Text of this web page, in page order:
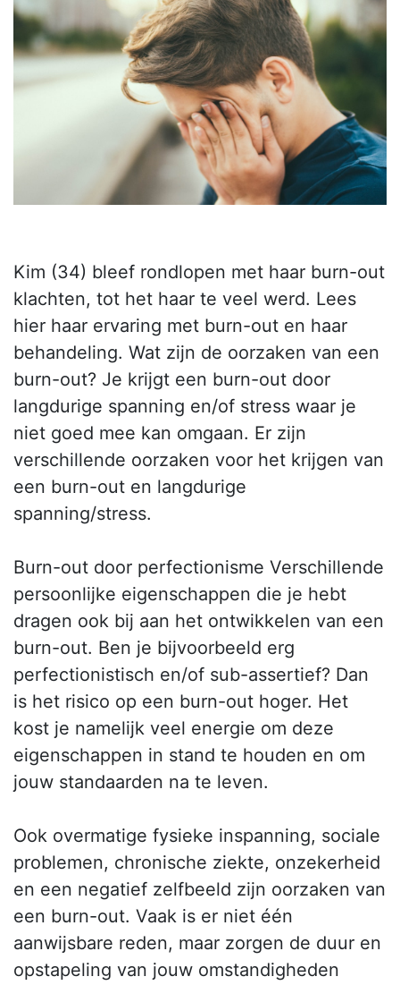
Kim (34) bleef rondlopen met haar burn-out
klachten, tot het haar te veel werd. Lees
hier haar ervaring met burn-out en haar
behandeling. Wat zijn de oorzaken van een
burn-out? Je krijgt een burn-out door
langdurige spanning en/of stress waar je
niet goed mee kan omgaan. Er zijn
verschillende oorzaken voor het krijgen van
een burn-out en langdurige
spanning/stress.
Burn-out door perfectionisme Verschillende
persoonlijke eigenschappen die je hebt
dragen ook bij aan het ontwikkelen van een
burn-out. Ben je bijvoorbeeld erg
perfectionistisch en/of sub-assertief? Dan
is het risico op een burn-out hoger. Het
kost je namelijk veel energie om deze
eigenschappen in stand te houden en om
jouw standaarden na te leven.
Ook overmatige fysieke inspanning, sociale
problemen, chronische ziekte, onzekerheid
en een negatief zelfbeeld zijn oorzaken van
een burn-out. Vaak is er niet één
aanwijsbare reden, maar zorgen de duur en
opstapeling van jouw omstandigheden